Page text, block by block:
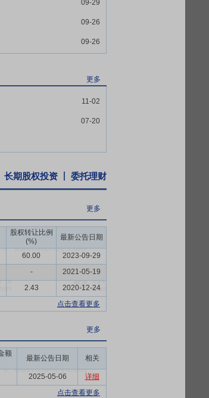
09-29
09-26
09-26
更多
11-02
07-20
长期股权投资 委托理财
更多
股权转让比例
(%)
最新公告日期
60.00
2023-09-29
-
2021-05-19
2.43
2020-12-24
点击查看更多
更多
额
最新公告日期 相关
2025-05-06
详细
点击查看更多